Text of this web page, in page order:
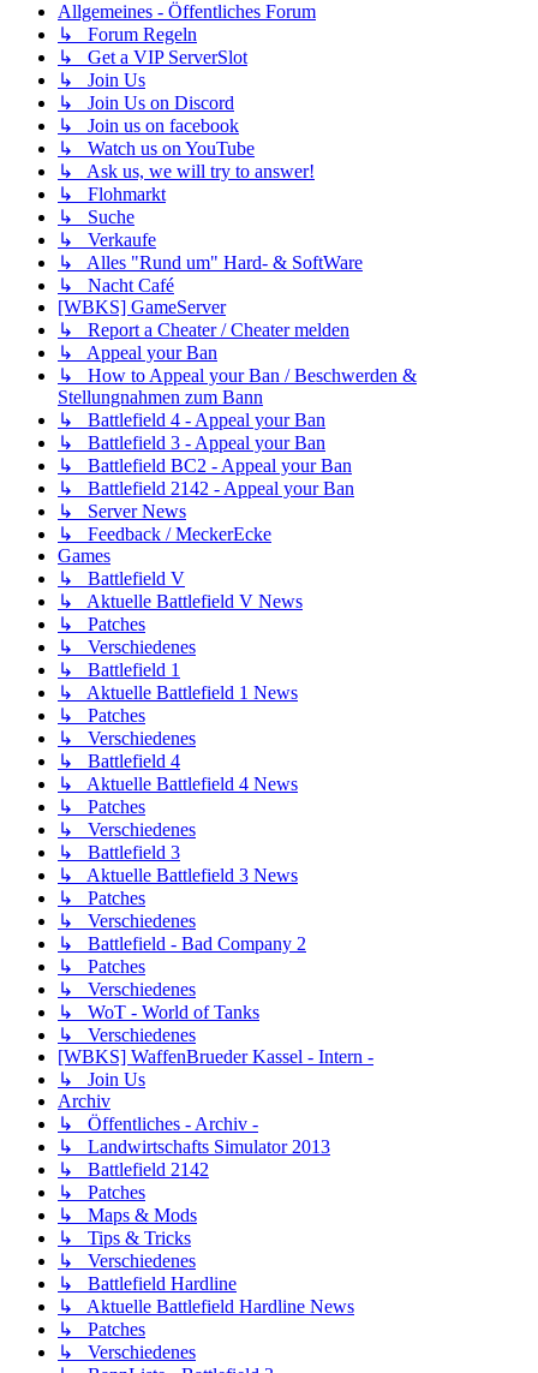
Allgemeines - Öffentliches Forum
↳ Forum Regeln
↳ Get a VIP ServerSlot
↳ Join Us
↳ Join Us on Discord
↳ Join us on facebook
↳ Watch us on YouTube
↳ Ask us, we will try to answer!
↳ Flohmarkt
↳ Suche
↳ Verkaufe
↳ Alles "Rund um" Hard- & SoftWare
↳ Nacht Café
[WBKS] GameServer
↳ Report a Cheater / Cheater melden
↳ Appeal your Ban
↳ How to Appeal your Ban / Beschwerden &
Stellungnahmen zum Bann
↳ Battlefield 4 - Appeal your Ban
↳ Battlefield 3 - Appeal your Ban
↳ Battlefield BC2 - Appeal your Ban
↳ Battlefield 2142 - Appeal your Ban
↳ Server News
↳ Feedback / MeckerEcke
Games
↳ Battlefield V
↳ Aktuelle Battlefield V News
↳ Patches
↳ Verschiedenes
↳ Battlefield 1
↳ Aktuelle Battlefield 1 News
↳ Patches
↳ Verschiedenes
↳ Battlefield 4
↳ Aktuelle Battlefield 4 News
↳ Patches
↳ Verschiedenes
↳ Battlefield 3
↳ Aktuelle Battlefield 3 News
↳ Patches
↳ Verschiedenes
↳ Battlefield - Bad Company 2
↳ Patches
↳ Verschiedenes
↳ WoT - World of Tanks
↳ Verschiedenes
[WBKS] WaffenBrueder Kassel - Intern -
↳ Join Us
Archiv
↳ Öffentliches - Archiv -
↳ Landwirtschafts Simulator 2013
↳ Battlefield 2142
↳ Patches
↳ Maps & Mods
↳ Tips & Tricks
↳ Verschiedenes
↳ Battlefield Hardline
↳ Aktuelle Battlefield Hardline News
↳ Patches
↳ Verschiedenes